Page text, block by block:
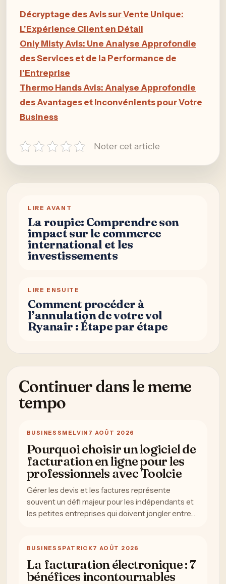
Décryptage des Avis sur Vente Unique:
L’Expérience Client en Détail
Only Misty Avis: Une Analyse Approfondie
des Services et de la Performance de
l’Entreprise
Thermo Hands Avis: Analyse Approfondie
des Avantages et Inconvénients pour Votre
Business
Noter cet article
LIRE AVANT
La roupie: Comprendre son
impact sur le commerce
international et les
investissements
LIRE ENSUITE
Comment procéder à
l’annulation de votre vol
Ryanair : Étape par étape
Continuer dans le meme
tempo
BUSINESS MELVIN 7 AOÛT 2026
Pourquoi choisir un logiciel de
facturation en ligne pour les
professionnels avec Toolcie
Gérer les devis et les factures représente
souvent un défi majeur pour les indépendants et
les petites entreprises qui doivent jongler entre…
BUSINESS PATRICK7 AOÛT 2026
La facturation électronique : 7
bénéfices incontournables